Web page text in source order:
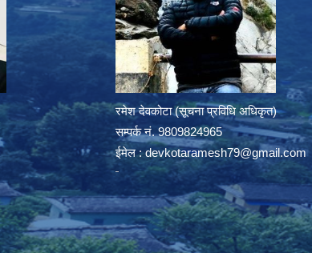
रमेश देवकोटा (सूचना प्रविधि अधिकृत)
सम्पर्क न‌ं. 9809824965
ईमेल :devkotaramesh79@gmail.com